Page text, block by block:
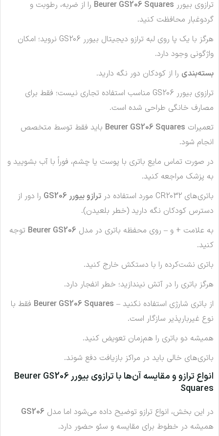
ترازوی بیورر Beurer GS206 Squares را از ضربه، رطوبت و
گردوغبار محافظت کنید.
هرگز با یک پا روی لبه ترازو دیجیتال بیورر GS206 نروید؛ امکان
واژگونی وجود دارد.
بسته‌بندی را از کودکان دور نگه دارید.
ترازوی بیورر GS206 مناسب استفاده تجاری نیست؛ فقط برای
مصارف خانگی طراحی شده است.
تعمیرات Beurer GS206 Squares باید فقط توسط متخصص
انجام شود.
در صورت تماس مایع باتری با پوست یا چشم، فوراً با آب بشویید و
به پزشک مراجعه کنید.
باتری‌های CR2032 مورد استفاده در
ترازو بیورر GS206
را دور از
دسترس کودکان نگه دارید (خطر بلعیدن).
به علامت + و – روی محفظه باتری در مدل Beurer GS206 توجه
کنید.
باتری نشت‌کرده را با دستکش خارج کنید.
هرگز باتری را در آتش نیندازید؛ خطر انفجار دارد.
از باتری شارژی استفاده نکنید – Beurer GS206 Squares فقط با
نوع غیربار‌پذیر سازگار است.
همیشه دو باتری را هم‌زمان تعویض کنید.
باتری‌های خالی باید در مراکز بازیافت دفع شوند.
انواع ترازو و مقایسه آن‌ها با ترازوی بیورر Beurer GS206
Squares
در این بخش، انواع ترازو توضیح داده می‌شود اما مدل GS206
همیشه در خطوط برای مقایسه و سئو حضور دارد.